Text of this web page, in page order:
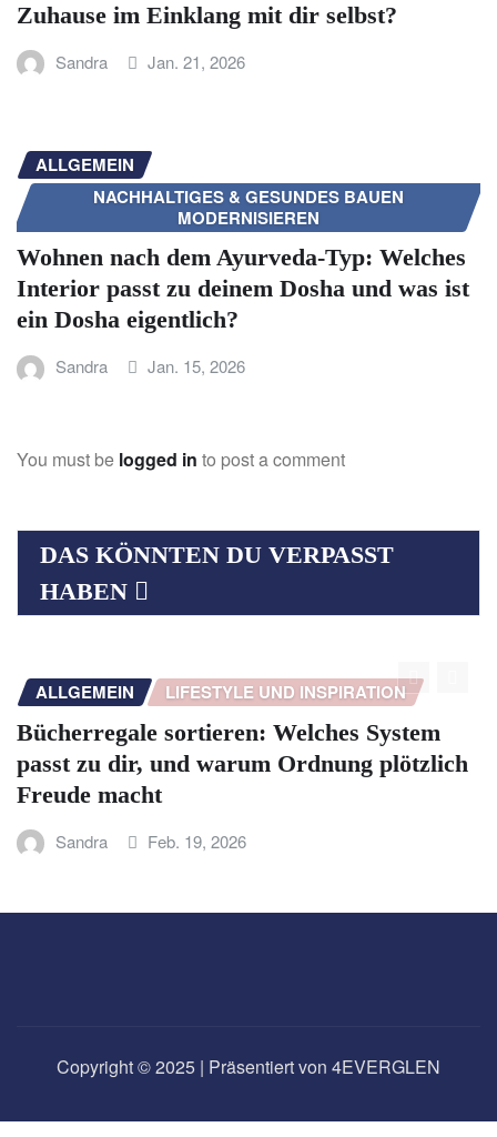
Zuhause im Einklang mit dir selbst?
Sandra Jan. 21, 2026
ALLGEMEIN
NACHHALTIGES & GESUNDES BAUEN
MODERNISIEREN
Wohnen nach dem Ayurveda-Typ: Welches
Interior passt zu deinem Dosha und was ist
ein Dosha eigentlich?
Sandra Jan. 15, 2026
You must be logged in to post a comment
DAS KÖNNTEN DU VERPASST
HABEN
ALLGEMEIN GESUNDHEIT UND
5 Tipps für gesunden Schlaf:
Steckdosen, Licht & Handy
Sandra